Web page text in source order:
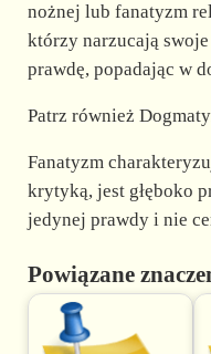
nożnej lub fanatyzm
którzy narzucają
prawdę, popadając w
Patrz również
Fanatyzm
krytyką, jest głęboko
jedynej prawdy i nie
Powiązane